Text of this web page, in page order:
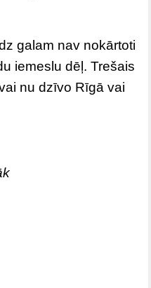
galam nav nokārtoti
iemeslu dēļ. Trešais
nu dzīvo Rīgā vai